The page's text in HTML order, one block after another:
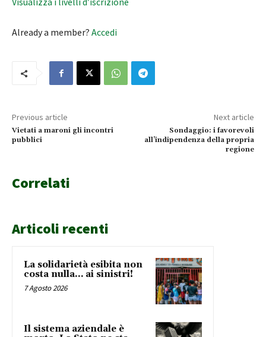
Already a member? Accedi
Previous article
Vietati a maroni gli incontri
pubblici
Next article
Sondaggio: i favorevoli
all’indipendenza della propria
regione
Correlati
Articoli recenti
La solidarietà esibita non
costa nulla… ai sinistri!
7 Agosto 2026
Il sistema aziendale è